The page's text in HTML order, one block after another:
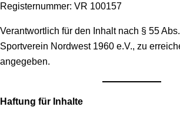
Registernummer: VR 100157
Verantwortlich für den Inhalt nach § 55
Sportverein Nordwest 1960 e.V., zu
angegeben.
Haftung für Inhalte